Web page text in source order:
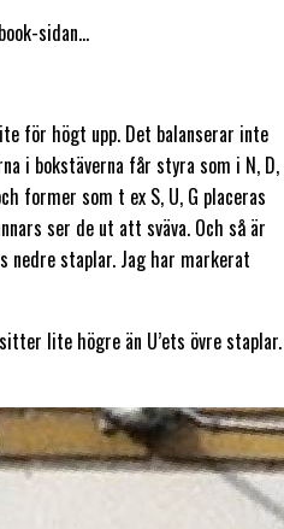
sidan…
för högt upp. Det balanserar inte
i bokstäverna får styra som i N, D,
former som t ex S, U, G placeras
ser de ut att sväva. Och så är
nedre staplar. Jag har markerat
lite högre än U’ets övre staplar.